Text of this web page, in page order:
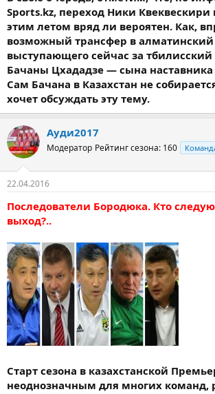
Sports.kz, переход Ники Квеквескири
этим летом вряд ли вероятен. Как,
возможный трансфер в алматинский
выступающего сейчас за
Бачаны Цхададзе — сына наставника
Сам Бачана в Казахстан не
хочет обсуждать эту тему.
Ауди2017
Модератор Рейтинг сезона: 160
22.04.2016
Последователи Бородюка. Кто
выход?..
Старт сезона в казахстанской
неоднозначным для многих команд,